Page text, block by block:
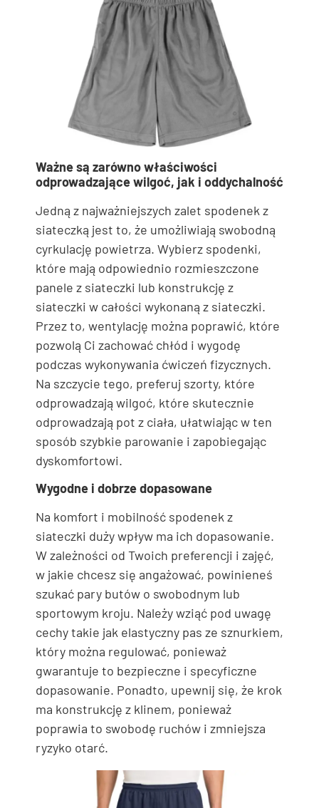
Ważne są zarówno właściwości
odprowadzające wilgoć, jak i oddychalność
Jedną z najważniejszych zalet spodenek z
siateczką jest to, że umożliwiają swobodną
cyrkulację powietrza. Wybierz spodenki,
które mają odpowiednio rozmieszczone
panele z siateczki lub konstrukcję z
siateczki w całości wykonaną z siateczki.
Przez to, wentylację można poprawić, które
pozwolą Ci zachować chłód i wygodę
podczas wykonywania ćwiczeń fizycznych.
Na szczycie tego, preferuj szorty, które
odprowadzają wilgoć, które skutecznie
odprowadzają pot z ciała, ułatwiając w ten
sposób szybkie parowanie i zapobiegając
dyskomfortowi.
Wygodne i dobrze dopasowane
Na komfort i mobilność spodenek z
siateczki duży wpływ ma ich dopasowanie.
W zależności od Twoich preferencji i zajęć,
w jakie chcesz się angażować, powinieneś
szukać pary butów o swobodnym lub
sportowym kroju. Należy wziąć pod uwagę
cechy takie jak elastyczny pas ze sznurkiem,
który można regulować, ponieważ
gwarantuje to bezpieczne i specyficzne
dopasowanie. Ponadto, upewnij się, że krok
ma konstrukcję z klinem, ponieważ
poprawia to swobodę ruchów i zmniejsza
ryzyko otarć.